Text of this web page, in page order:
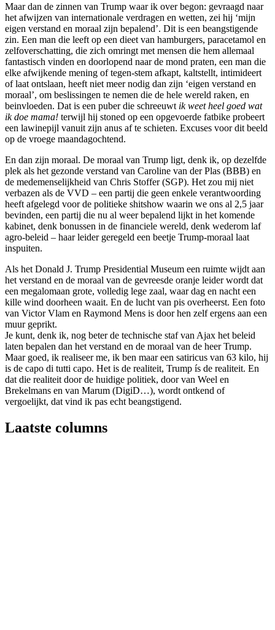
Maar dan de zinnen van Trump waar ik over begon: gevraagd naar
het afwijzen van internationale verdragen en wetten, zei hij ‘mijn
eigen verstand en moraal zijn bepalend’. Dit is een beangstigende
zin. Een man die leeft op een dieet van hamburgers, paracetamol en
zelfoverschatting, die zich omringt met mensen die hem allemaal
fantastisch vinden en doorlopend naar de mond praten, een man die
elke afwijkende mening of tegen-stem afkapt, kaltstellt, intimideert
of laat ontslaan, heeft niet meer nodig dan zijn ‘eigen verstand en
moraal’, om beslissingen te nemen die de hele wereld raken, en
beinvloeden. Dat is een puber die schreeuwt ik weet heel goed wat
ik doe mama! terwijl hij stoned op een opgevoerde fatbike probeert
een lawinepijl vanuit zijn anus af te schieten. Excuses voor dit beeld
op de vroege maandagochtend.
En dan zijn moraal. De moraal van Trump ligt, denk ik, op dezelfde
plek als het gezonde verstand van Caroline van der Plas (BBB) en
de medemenselijkheid van Chris Stoffer (SGP). Het zou mij niet
verbazen als de VVD – een partij die geen enkele verantwoording
heeft afgelegd voor de politieke shitshow waarin we ons al 2,5 jaar
bevinden, een partij die nu al weer bepalend lijkt in het komende
kabinet, denk bonussen in de financiele wereld, denk wederom laf
agro-beleid – haar leider geregeld een beetje Trump-moraal laat
inspuiten.
Als het Donald J. Trump Presidential Museum een ruimte wijdt aan
het verstand en de moraal van de gevreesde oranje leider wordt dat
een megalomaan grote, volledig lege zaal, waar dag en nacht een
kille wind doorheen waait. En de lucht van pis overheerst. Een foto
van Victor Vlam en Raymond Mens is door hen zelf ergens aan een
muur geprikt.
Je kunt, denk ik, nog beter de technische staf van Ajax het beleid
laten bepalen dan het verstand en de moraal van de heer Trump.
Maar goed, ik realiseer me, ik ben maar een satiricus van 63 kilo, hij
is de capo di tutti capo. Het is de realiteit, Trump ís de realiteit. En
dat die realiteit door de huidige politiek, door van Weel en
Brekelmans en van Marum (DigiD…), wordt ontkend of
vergoelijkt, dat vind ik pas echt beangstigend.
Laatste columns